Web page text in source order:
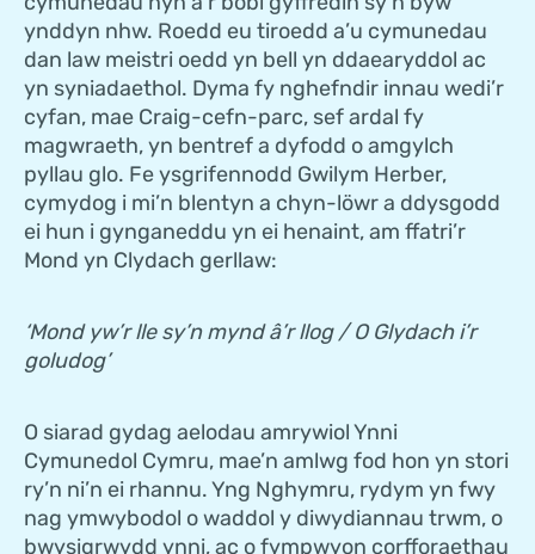
ynddyn nhw. Roedd eu tiroedd a’u cymunedau
dan law meistri oedd yn bell yn ddaearyddol ac
yn syniadaethol. Dyma fy nghefndir innau wedi’r
cyfan, mae Craig-cefn-parc, sef ardal fy
magwraeth, yn bentref a dyfodd o amgylch
pyllau glo. Fe ysgrifennodd Gwilym Herber,
cymydog i mi’n blentyn a chyn-löwr a ddysgodd
ei hun i gynganeddu yn ei henaint, am ffatri’r
Mond yn Clydach gerllaw:
‘Mond yw’r lle sy’n mynd â’r llog / O Glydach i’r
goludog’
O siarad gydag aelodau amrywiol Ynni
Cymunedol Cymru, mae’n amlwg fod hon yn stori
ry’n ni’n ei rhannu. Yng Nghymru, rydym yn fwy
nag ymwybodol o waddol y diwydiannau trwm, o
bwysigrwydd ynni, ac o fympwyon corfforaethau